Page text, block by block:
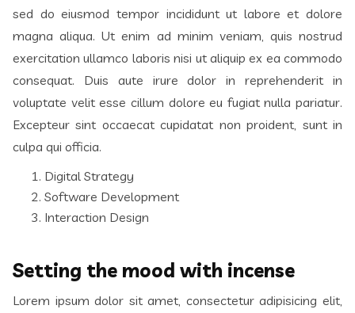
sed do eiusmod tempor incididunt ut labore et dolore
magna aliqua. Ut enim ad minim veniam, quis nostrud
exercitation ullamco laboris nisi ut aliquip ex ea commodo
consequat. Duis aute irure dolor in reprehenderit in
voluptate velit esse cillum dolore eu fugiat nulla pariatur.
Excepteur sint occaecat cupidatat non proident, sunt in
culpa qui officia.
Digital Strategy
Software Development
Interaction Design
Setting the mood with incense
Lorem ipsum dolor sit amet, consectetur adipisicing elit,